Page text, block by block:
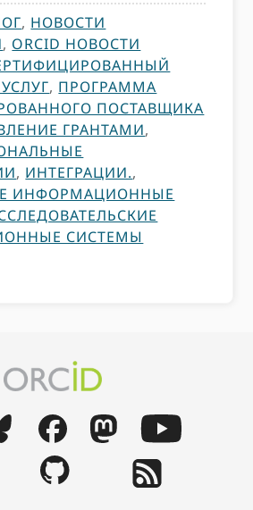
, НОВОСТИ
, ORCID НОВОСТИ
, ПРОГРАММА
ПОСТАВЩИКА
ГРАНТАМИ,
, ИНТЕГРАЦИИ.,
ИНФОРМАЦИОННЫЕ
СИСТЕМЫ